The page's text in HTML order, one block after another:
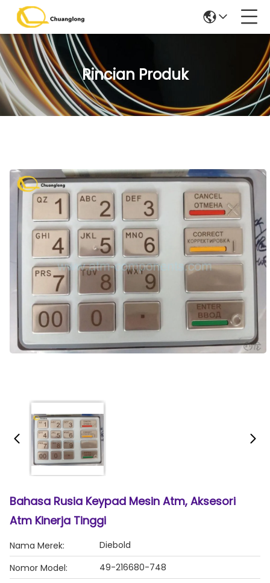
Rincian Produk
Bahasa Rusia Keypad Mesin Atm, Aksesori
Atm Kinerja Tinggi
Nama Merek:
Diebold
Nomor Model:
49-216680-748